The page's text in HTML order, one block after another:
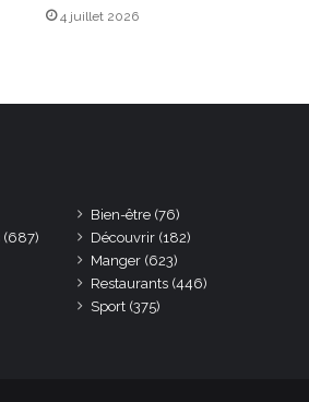
4 juillet 2026
Bien-être (76)
(687) Découvrir (182)
Manger (623)
Restaurants (446)
Sport (375)